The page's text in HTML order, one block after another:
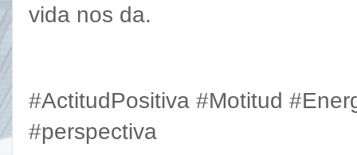
vida nos da.
#ActitudPositiva #Motitud
#perspectiva